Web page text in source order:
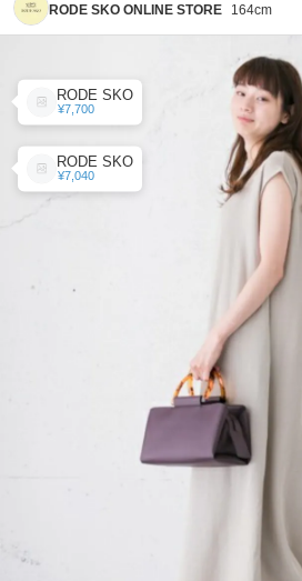
RODE SKO ONLINE STORE 164cm
RODE SKO
¥7,700
RODE SKO
¥7,040